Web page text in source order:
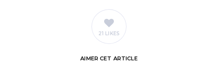
21 LIKES
AIMER CET ARTICLE